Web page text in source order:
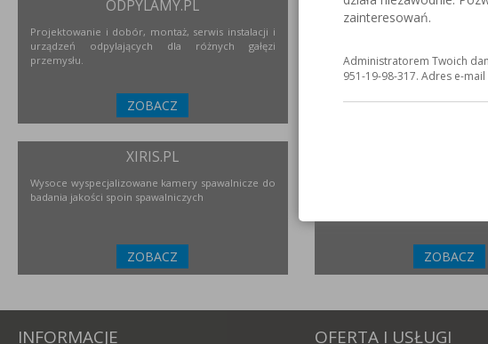
ODPYLAMY.PL
Projektowanie i dobór, montaż, serwis instalacji i
urządzeń odpylających dla różnych gałęzi
przemysłu.
ZOBACZ
urządzeniach i technologiach.
ZOBACZ
XIRIS.PL
Wysoce wyspecjalizowane kamery spawalnicze do
badania jakości spoin spawalniczych
ZOBACZ ZOBACZ
INFORMACJE OFERTA I USŁUGI
zainteresowań.
Administratorem Twoich
951-19-98-317. Adres e-